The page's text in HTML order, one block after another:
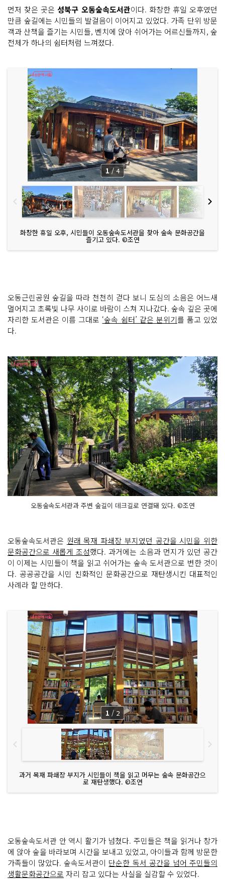
먼저 찾은 곳은 성북구 오동숲속도서관이다. 화창한 휴일 오후였던
만큼 숲길에는 시민들의 발걸음이 이어지고 있었다. 가족 단위 방문
객과 산책을 즐기는 시민들, 벤치에 앉아 쉬어가는 어르신들까지, 숲
전체가 하나의 쉼터처럼 느껴졌다.
화창한 휴일 오후, 시민들이 오동숲속도서관을 찾아 숲속 문화공간을
즐기고 있다. ©조연
1 / 4
오동근린공원 숲길을 따라 천천히 걷다 보니 도심의 소음은 어느새
멀어지고 초록빛 나무 사이로 바람이 스쳐 지나갔다. 숲속 깊은 곳에
자리한 도서관은 이름 그대로 ‘숲속 쉼터’ 같은 분위기를 품고 있었
다.
오동숲속도서관과 주변 숲길이 데크길로 연결돼 있다. ©조연
오동숲속도서관은 원래 목재 파쇄장 부지였던 공간을 시민을 위한
문화공간으로 새롭게 조성했다. 과거에는 소음과 먼지가 있던 공간
이 이제는 시민들이 책을 읽고 쉬어가는 숲속 도서관으로 변한 것이
다. 공공공간을 시민 친화적인 문화공간으로 재탄생시킨 대표적인
사례라 할 만하다.
과거 목재 파쇄장 부지가 시민들이 책을 읽고 머무는 숲속 문화공간으
로 재탄생했다. ©조연
1 / 2
오동숲속도서관 안 역시 활기가 넘쳤다. 주민들은 책을 읽거나 창가
에 앉아 숲을 바라보며 시간을 보내고 있었고, 아이들과 함께 방문한
가족들이 많았다. 숲속도서관이 단순한 독서 공간을 넘어 주민들의
생활문화공간으로 자리 잡고 있다는 사실을 실감할 수 있었다.